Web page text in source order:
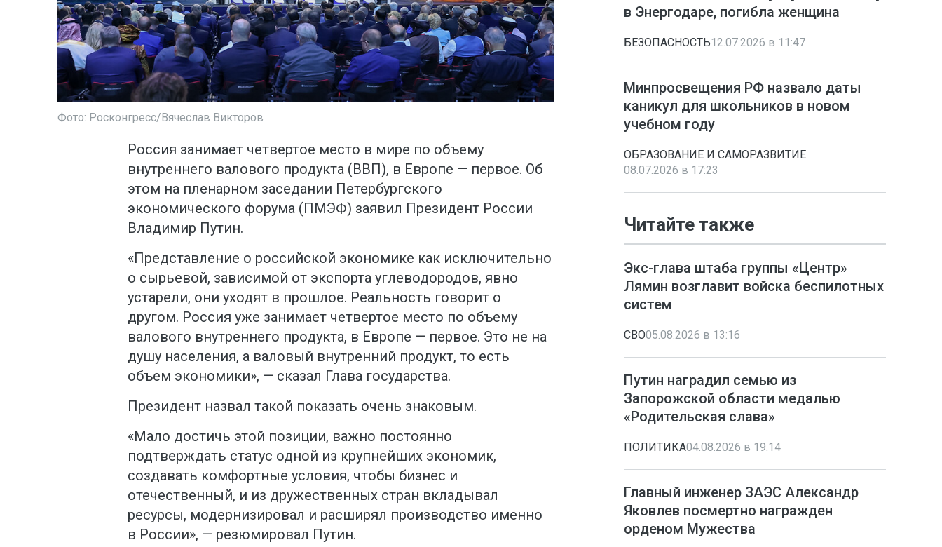
Фото: Росконгресс/Вячеслав Викторов
Россия занимает четвертое место в мире по объему
внутреннего валового продукта (ВВП), в Европе — первое. Об
этом на пленарном заседании Петербургского
экономического форума (ПМЭФ) заявил Президент России
Владимир Путин.
«Представление о российской экономике как исключительно
о сырьевой, зависимой от экспорта углеводородов, явно
устарели, они уходят в прошлое. Реальность говорит о
другом. Россия уже занимает четвертое место по объему
валового внутреннего продукта, в Европе — первое. Это не на
душу населения, а валовый внутренний продукт, то есть
объем экономики», — сказал Глава государства.
Президент назвал такой показать очень знаковым.
«Мало достичь этой позиции, важно постоянно
подтверждать статус одной из крупнейших экономик,
создавать комфортные условия, чтобы бизнес и
отечественный, и из дружественных стран вкладывал
ресурсы, модернизировал и расширял производство именно
в России», — резюмировал Путин.
в Энергодаре, погибла женщина
БЕЗОПАСНОСТЬ12.07.2026 в 11:47
Минпросвещения РФ назвало даты
каникул для школьников в новом
учебном году
ОБРАЗОВАНИЕ И САМОРАЗВИТИЕ
08.07.2026 в 17:23
Читайте также
Экс-глава штаба группы «Центр»
Лямин возглавит войска беспилотных
систем
СВО05.08.2026 в 13:16
Путин наградил семью из
Запорожской области медалью
«Родительская слава»
ПОЛИТИКА04.08.2026 в 19:14
Главный инженер ЗАЭС Александр
Яковлев посмертно награжден
орденом Мужества